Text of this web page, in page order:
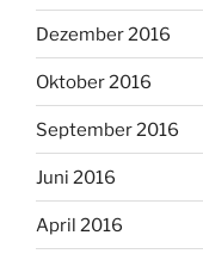
Dezember 2016
Oktober 2016
September 2016
Juni 2016
April 2016